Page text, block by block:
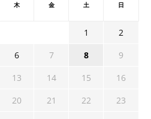
木 金 土 日
1
2
6 7 8
9
13 14 15
16
20 21 22
23